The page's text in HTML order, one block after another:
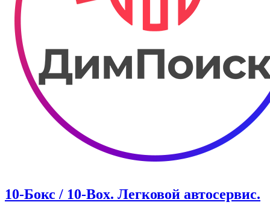
10-Бокс / 10-Box. ​Легковой автосервис.